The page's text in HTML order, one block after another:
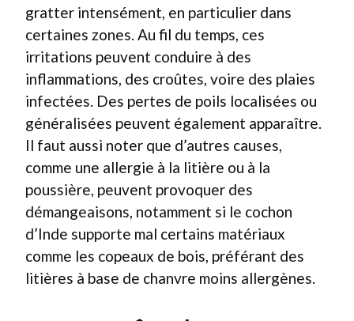
gratter intensément, en particulier dans
certaines zones. Au fil du temps, ces
irritations peuvent conduire à des
inflammations, des croûtes, voire des plaies
infectées. Des pertes de poils localisées ou
généralisées peuvent également apparaître.
Il faut aussi noter que d’autres causes,
comme une allergie à la litière ou à la
poussière, peuvent provoquer des
démangeaisons, notamment si le cochon
d’Inde supporte mal certains matériaux
comme les copeaux de bois, préférant des
litières à base de chanvre moins allergènes.